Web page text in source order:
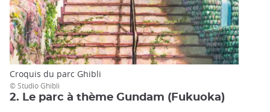
Croquis du parc Ghibli
© Studio Ghibli
2. Le parc à thème Gundam (Fukuoka)